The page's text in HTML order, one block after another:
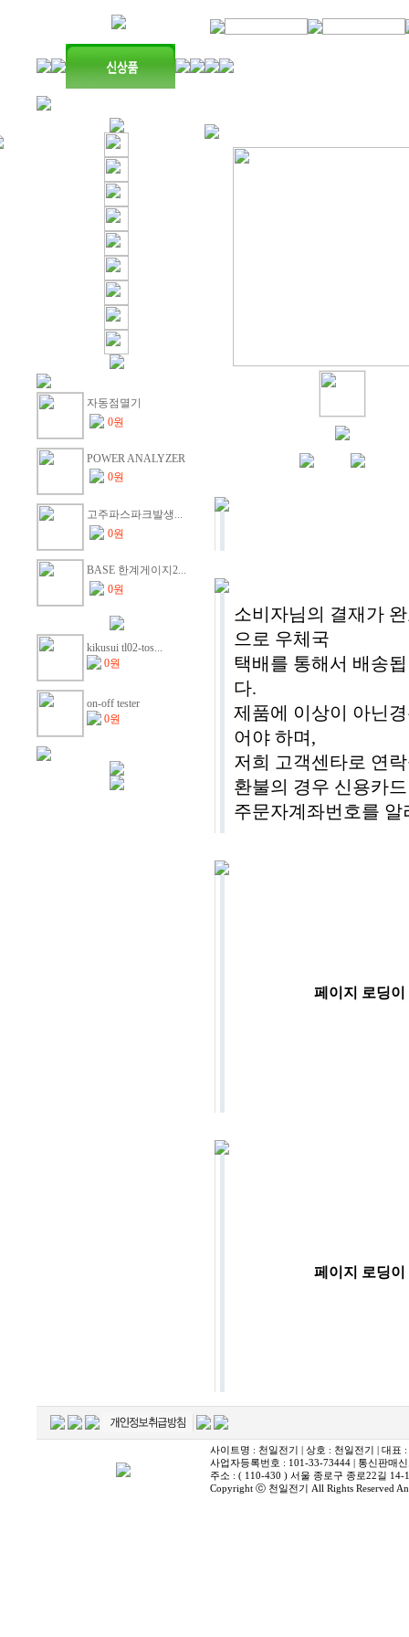
자동점멸기
0원
POWER ANALYZER
0원
고주파스파크발생...
0원
BASE 한계게이지2...
0원
kikusui tl02-tos...
0원
on-off tester
0원
소비자님의 결재가
으로 우체국
택배를 통해서 배송
다.
제품에 이상이 아닌
어야 하며,
저희 고객센타로 연
환불의 경우 신용카
주문자계좌번호를
사이트명 : 천일전기 | 상호 : 천일전기 | 대표
사업자등록번호 : 101-33-73444 | 통신판매
주소 : ( 110-430 ) 서울 종로구 종로22길 14-
Copyright ⓒ 천일전기 All Rights Reserved